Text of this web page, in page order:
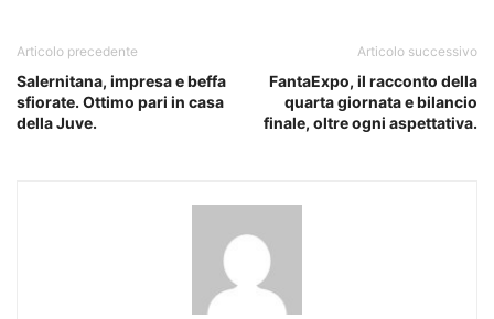
Articolo precedente
Salernitana, impresa e beffa
sfiorate. Ottimo pari in casa
della Juve.
Articolo successivo
FantaExpo, il racconto della
quarta giornata e bilancio
finale, oltre ogni aspettativa.